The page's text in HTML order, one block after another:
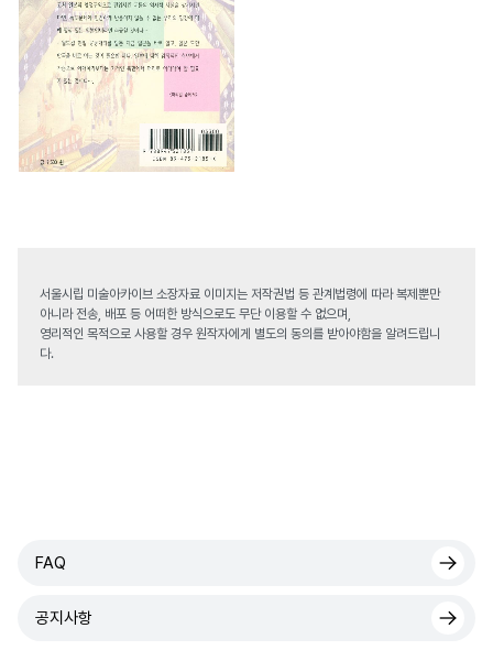
서울시립 미술아카이브 소장자료 이미지는 저작권법 등 관계법령에 따라 복제뿐만
아니라 전송, 배포 등 어떠한 방식으로도 무단 이용할 수 없으며,
영리적인 목적으로 사용할 경우 원작자에게 별도의 동의를 받아야함을 알려드립니
다.
FAQ
공지사항